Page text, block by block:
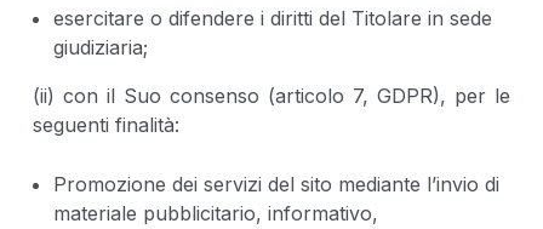
esercitare o difendere i diritti del Titolare in sede
giudiziaria;
(ii) con il Suo consenso (articolo 7, GDPR), per le
seguenti finalità:
Promozione dei servizi del sito mediante l’invio di
materiale pubblicitario, informativo,